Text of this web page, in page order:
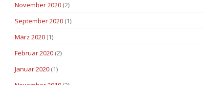
November 2020 (2)
September 2020 (1)
März 2020 (1)
Februar 2020 (2)
Januar 2020 (1)